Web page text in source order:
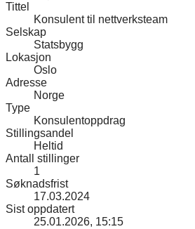
Tittel
Konsulent til nettverksteam
Selskap
Statsbygg
Lokasjon
Oslo
Adresse
Norge
Type
Konsulentoppdrag
Stillingsandel
Heltid
Antall stillinger
1
Søknadsfrist
17.03.2024
Sist oppdatert
25.01.2026, 15:15